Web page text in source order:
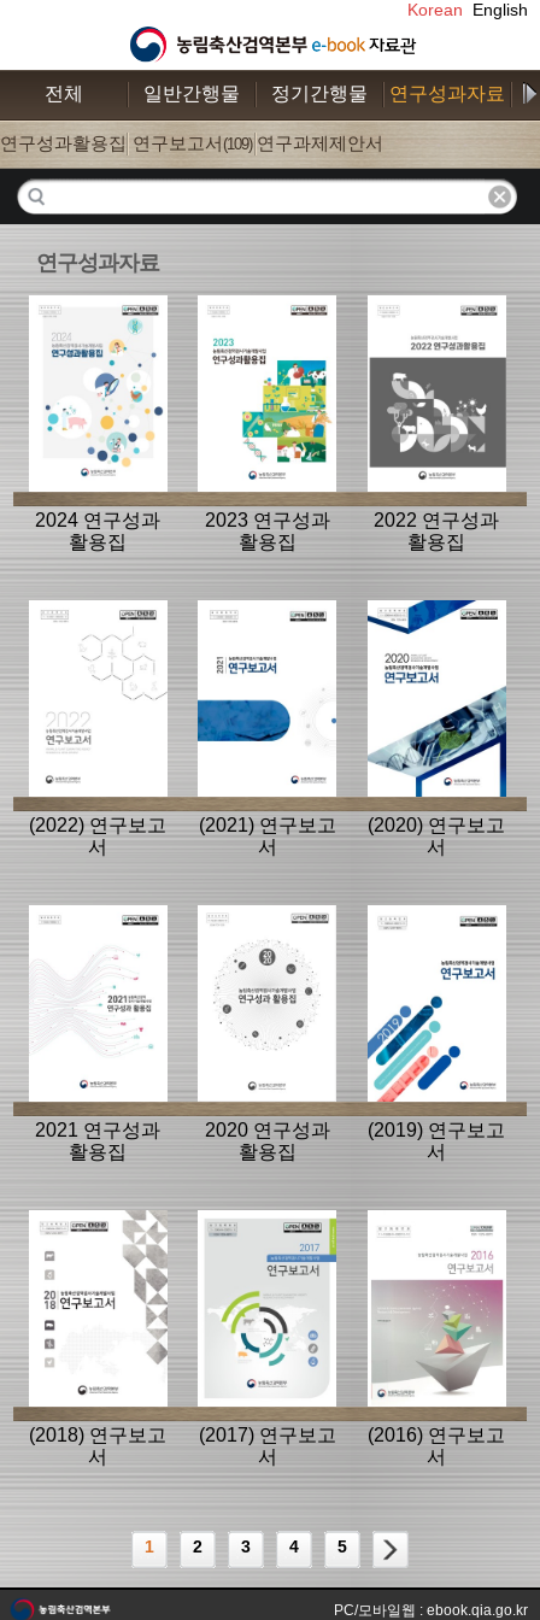
Korean English
전체 일반간행물 정기간행물 연구성과자료
연구성과활용집 (26)
연구보고서 (109) 연구과제제안서
연구성과자료
2024 연구성과
활용집
2023 연구성과
활용집
2022 연구성과
활용집
(2022) 연구보고
서
(2021) 연구보고
서
(2020) 연구보고
서
2021 연구성과
활용집
2020 연구성과
활용집
(2019) 연구보고
서
(2018) 연구보고
서
(2017) 연구보고
서
(2016) 연구보고
서
1 2 3 4 5
PC/모바일웹 : ebook.qia.go.kr